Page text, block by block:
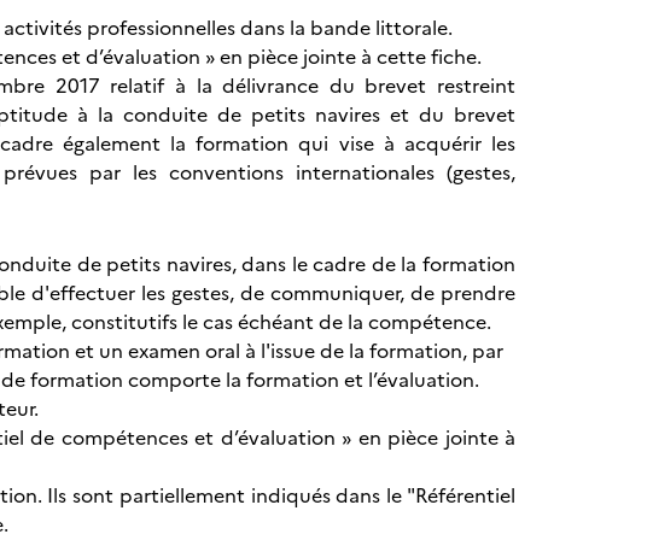
professionnelles dans la bande littorale.
et d’évaluation » en pièce jointe à cette fiche.
2017 relatif à la délivrance du brevet restreint
à la conduite de petits navires et du brevet
également la formation qui vise à acquérir les
par les conventions internationales (gestes,
de petits navires, dans le cadre de la formation
d'effectuer les gestes, de communiquer, de prendre
constitutifs le cas échéant de la compétence.
et un examen oral à l'issue de la formation, par
formation comporte la formation et l’évaluation.
de compétences et d’évaluation » en pièce jointe à
Ils sont partiellement indiqués dans le "Référentiel